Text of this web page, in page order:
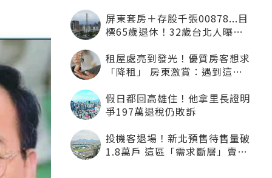
屏東套房＋存股千張00878...目
標65歲退休！32歲台北人曝：
租屋處亮到發光！優質房客想求
「降租」 房東激賞：遇到這種
假日都回高雄住！他拿里長證明
爭197萬退稅仍敗訴
投機客退場！新北預售待售量破
1.8萬戶 這區「需求斷層」賣壓